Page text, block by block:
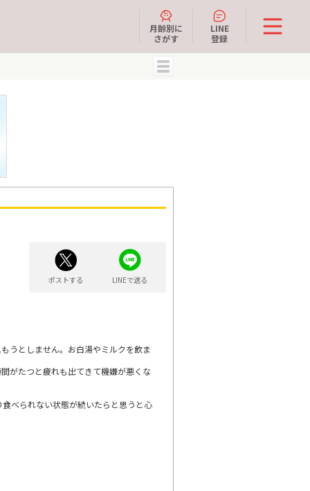
月齢別に
さがす
LINE
登録
ポストする LINEで送る
うとしません。お白湯やミルクを飲ま
がたつと疲れも出てきて機嫌が悪くな
べられない状態が続いたらと思うと心